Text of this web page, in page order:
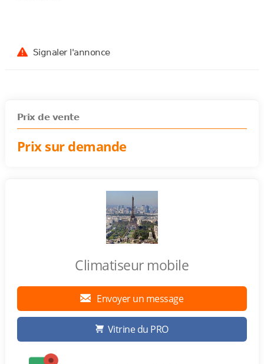
Signaler l'annonce
Prix de vente
Prix sur demande
Climatiseur mobile
Envoyer un message
Vitrine du PRO